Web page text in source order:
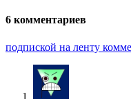
6 комментариев
подпиской на ленту